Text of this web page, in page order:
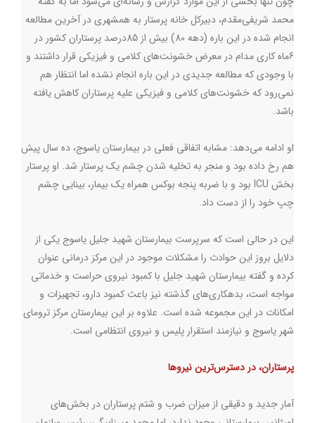
محمد شریفی‌مقدم، دبیرکل خانه پرستار به همشهری در آخرین مطالعه
انجام شده در این باره (دهه 80) بیش از 85درصد پرستاران کشور در
6ماه کاری مدام در معرض خشونت‌های کلامی و فیزیکی قرار داشتند و
با وجودی که مطالعه جدیدی در این باره انجام نشده اما انتظار هم
نمی‌رود که خشونت‌های کلامی و فیزیکی علیه پرستاران کاهش یافته
باشد.
او ادامه می‌دهد: مشابه اتفاقی فعلی در بیمارستان یاسوج، ده سال پیش
هم رخ داده بود و منجر به تخلیه شدن چشم یک پرستار شد. او پرستار
بخش ICU بود و با ضربه پنجه بوکس همراه یک بیمار، بینایی چشم
چپ خود را از دست داد.‌
این در حالی است که سرپرست بیمارستان شهید جلیل یاسوج یکی از
دلایل بروز این حوادث را مشکلات موجود در این مرکز درمانی عنوان
کرده و گفته بیمارستان شهید جلیل با کمبود نیروی حراست و خدماتی
مواجه است، بدهکاری‌های گذشته نیز باعث کمبود دارو، تجهیزات و
امکانات در این مجموعه شده است. علاوه بر این بیمارستان مرکز ترومای
شهر یاسوج و نیازمند استقرار پلیس و نیروی انتظامی است.
پرستاران، در دسترس‌ترین نیروها
آمار جدید و دقیقی از میزان ضرب و شتم پرستاران در بخش‌های